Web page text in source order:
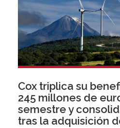
Cox triplica su
245 millones de
semestre y
tras la adquisición